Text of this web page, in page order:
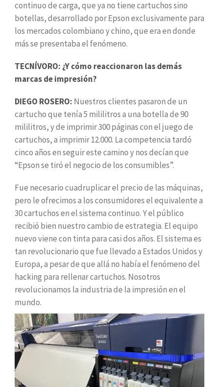
continuo de carga, que ya no tiene cartuchos sino
botellas, desarrollado por Epson exclusivamente para
los mercados colombiano y chino, que era en donde
más se presentaba el fenómeno.
TECNÍVORO: ¿Y cómo reaccionaron las demás
marcas de impresión?
DIEGO ROSERO: Nuestros clientes pasaron de un
cartucho que tenía 5 mililitros a una botella de 90
mililitros, y de imprimir 300 páginas con el juego de
cartuchos, a imprimir 12.000. La competencia tardó
cinco años en seguir este camino y nos decían que
“Epson se tiró el negocio de los consumibles”.
Fue necesario cuadruplicar el precio de las máquinas,
pero le ofrecimos a los consumidores el equivalente a
30 cartuchos en el sistema continuo. Y el público
recibió bien nuestro cambio de estrategia. El equipo
nuevo viene con tinta para casi dos años. El sistema es
tan revolucionario que fue llevado a Estados Unidos y
Europa, a pesar de que allá no había el fenómeno del
hacking para rellenar cartuchos. Nosotros
revolucionamos la industria de la impresión en el
mundo.